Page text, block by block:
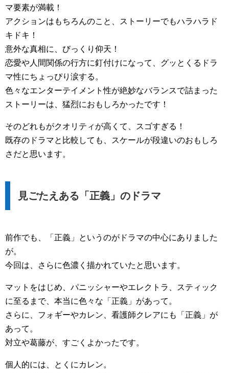
マ要素が満載！
アクションはもちろんのこと、ストーリーでもハラハラド
キドキ！
意外な真相に、びっくり仰天！
恋愛や人間関係の行方に釘付けになって、グッとくるドラ
マ性にちょっぴり涙する。
色々なエンターテイメント性が絶妙なバランスで詰まった
ストーリーは、猛烈におもしろかったです！
そのどれもがクオリティが高くて、スゴすぎる！
既存のドラマと比較しても、スケールが段違いのおもしろ
さだと思います。
見ごたえある「正義」のドラマ
前作でも、「正義」というのがドラマの中心にありました
が。
今回は、さらに色濃く描かれていたと思います。
マットをはじめ、パニッシャーやエレクトラ、スティック
に至るまで、本当に色々な「正義」があって。
さらに、フォギーやカレン、看護師クレアにも「正義」が
あって。
対立や葛藤が、すごくよかったです。
個人的には、とくにカレン。